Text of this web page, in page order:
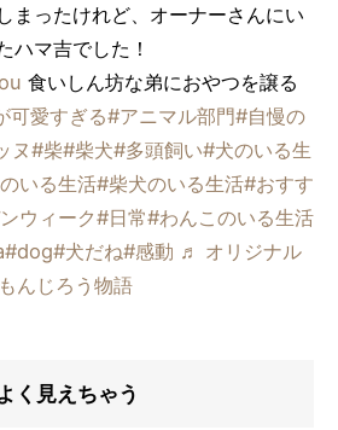
まったけれど、オーナーさんにい
ハマ吉でした！
食いしん坊な弟におやつを譲る
可愛すぎる#アニマル部門#自慢の
ヌ#柴#柴犬#多頭飼い#犬のいる生
いる生活#柴犬のいる生活#おすす
ウィーク#日常#わんこのいる生活
#dog#犬だね#感動 ♬ オリジナル
んじろう物語
く見えちゃう